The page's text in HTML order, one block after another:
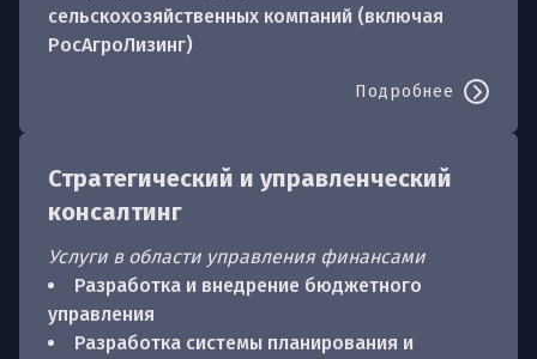
сельскохозяйственных компаний (включая
РосАгроЛизинг)
Подробнее
Стратегический и управленческий
консалтинг
Услуги в области управления финансами
Разработка и внедрение бюджетного
управления
Разработка системы планирования и